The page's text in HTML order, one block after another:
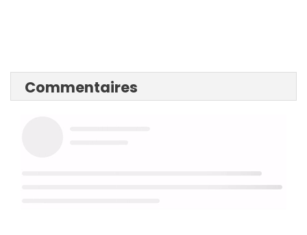
Commentaires